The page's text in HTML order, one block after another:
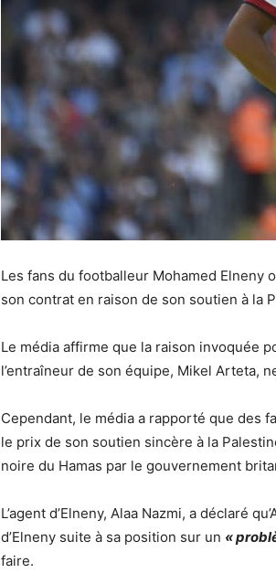
Les fans du footballeur Mohamed Elneny
son contrat en raison de son soutien à la
Le média affirme que la raison invoquée
l’entraîneur de son équipe, Mikel Arteta,
Cependant, le média a rapporté que des
le prix de son soutien sincère à la
noire du Hamas par le gouvernement
L’agent d’Elneny, Alaa Nazmi, a déclaré
d’Elneny suite à sa position sur un «
faire.